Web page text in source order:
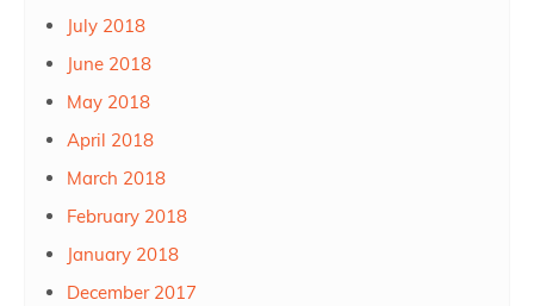
July 2018
June 2018
May 2018
April 2018
March 2018
February 2018
January 2018
December 2017